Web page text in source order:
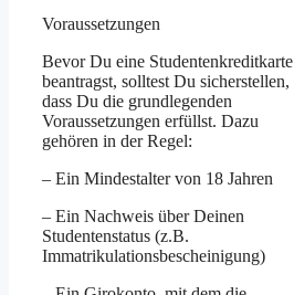
Voraussetzungen
Bevor Du eine Studentenkreditkarte
beantragst, solltest Du sicherstellen,
dass Du die grundlegenden
Voraussetzungen erfüllst. Dazu
gehören in der Regel:
– Ein Mindestalter von 18 Jahren
– Ein Nachweis über Deinen
Studentenstatus (z.B.
Immatrikulationsbescheinigung)